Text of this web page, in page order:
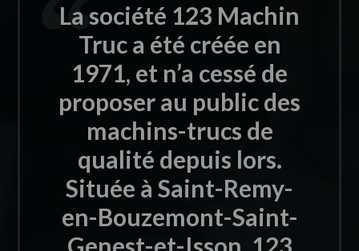
La société 123 Machin
Truc a été créée en
1971, et n’a cessé de
proposer au public des
machins-trucs de
qualité depuis lors.
Située à Saint-Remy-
en-Bouzemont-Saint-